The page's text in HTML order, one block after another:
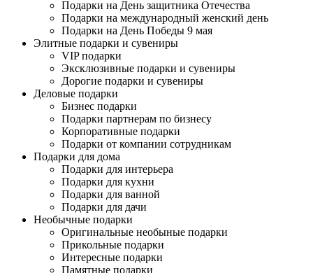
Подарки на День защитника Отечества
Подарки на международный женский день
Подарки на День Победы 9 мая
Элитные подарки и сувениры
VIP подарки
Эксклюзивные подарки и сувениры
Дорогие подарки и сувениры
Деловые подарки
Бизнес подарки
Подарки партнерам по бизнесу
Корпоративные подарки
Подарки от компании сотрудникам
Подарки для дома
Подарки для интерьера
Подарки для кухни
Подарки для ванной
Подарки для дачи
Необычные подарки
Оригинальные необыные подарки
Прикольные подарки
Интересные подарки
Памятные подарки